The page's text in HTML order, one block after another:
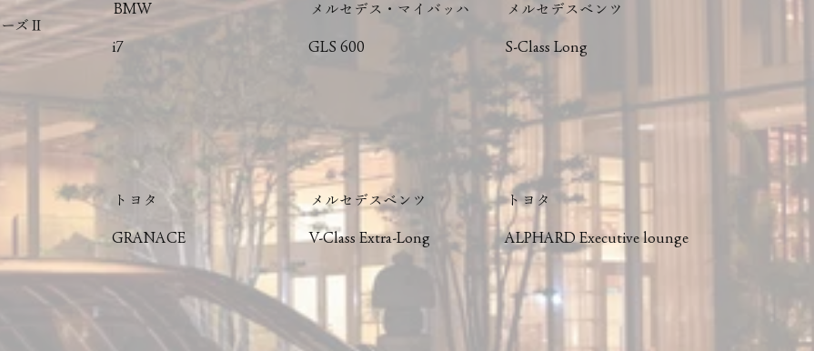
ーズⅡ
BMW
i7
メルセデス・マイバッハ
GLS 600
メルセデスベンツ
S-Class Long
トヨタ
GRANACE
メルセデスベンツ
V-Class Extra-Long
トヨタ
ALPHARD Executive lounge